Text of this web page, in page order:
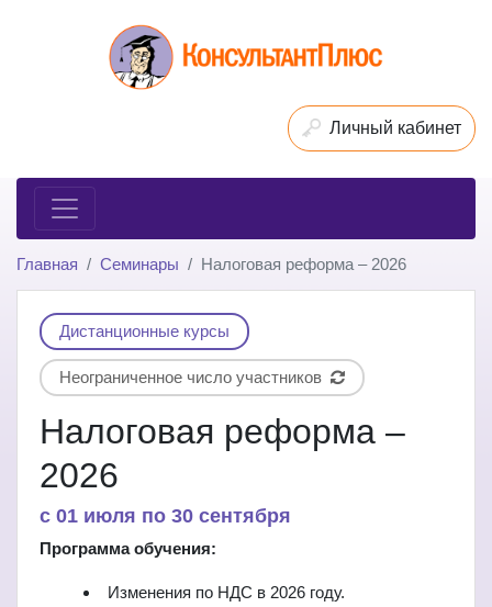
Личный кабинет
Главная Семинары Налоговая реформа – 2026
Дистанционные курсы
Неограниченное число участников
Налоговая реформа –
2026
c 01 июля по 30 сентября
Программа обучения:
Изменения по НДС в 2026 году.